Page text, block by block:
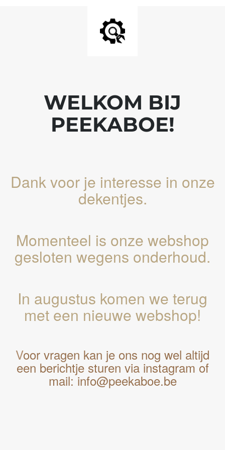
WELKOM BIJ
PEEKABOE!
Dank voor je interesse in onze
dekentjes.
Momenteel is onze webshop
gesloten wegens onderhoud.
In augustus komen we terug
met een nieuwe webshop!
Voor vragen kan je ons nog wel altijd
een berichtje sturen via instagram of
mail: info@peekaboe.be